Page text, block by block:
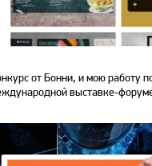
от Бонни, и мою работу
выставке-форуме